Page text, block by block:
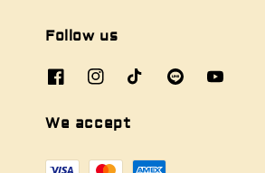
Follow us
We accept